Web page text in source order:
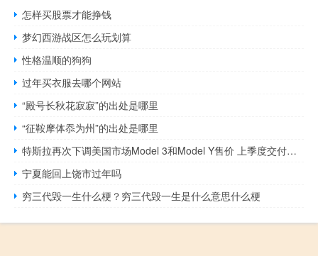
怎样买股票才能挣钱
梦幻西游战区怎么玩划算
性格温顺的狗狗
过年买衣服去哪个网站
“殿号长秋花寂寂”的出处是哪里
“征鞍摩体忝为州”的出处是哪里
特斯拉再次下调美国市场Model 3和Model Y售价 上季度交付不及预期
宁夏能回上饶市过年吗
穷三代毁一生什么梗？穷三代毁一生是什么意思什么梗